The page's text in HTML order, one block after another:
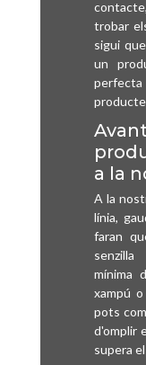
trobar
sigui
un
a la
A la
línia,
faran
mínima
xampú
pots
d'omplir
supera